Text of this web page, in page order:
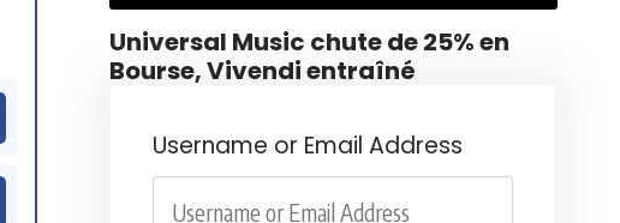
Universal Music chute de 25% en
Bourse, Vivendi entraîné
Username or Email Address